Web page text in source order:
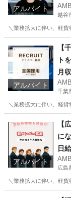
アルバイト
越谷
＼業務拡大に伴い、軽
物
アルバイト
【
ト
月
千葉
＼業務拡大に伴い、軽
アルバイト
【
に
日
広島
＼業務拡大に伴い、軽